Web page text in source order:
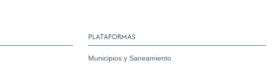
PLATAFORMAS
Municipios y Saneamiento